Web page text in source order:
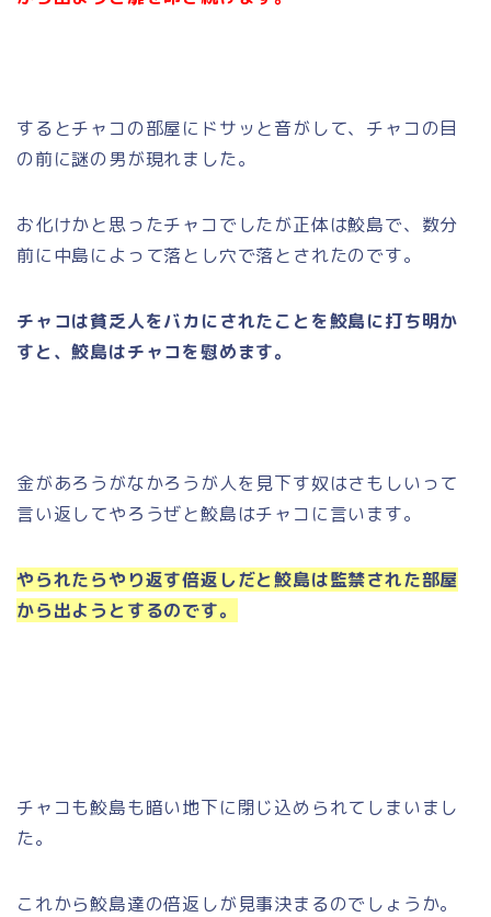
するとチャコの部屋にドサッと音がして、チャコの目
の前に謎の男が現れました。
お化けかと思ったチャコでしたが正体は鮫島で、数分
前に中島によって落とし穴で落とされたのです。
チャコは貧乏人をバカにされたことを鮫島に打ち明か
すと、鮫島はチャコを慰めます。
金があろうがなかろうが人を見下す奴はさもしいって
言い返してやろうぜと鮫島はチャコに言います。
やられたらやり返す倍返しだと鮫島は監禁された部屋
から出ようとするのです。
チャコも鮫島も暗い地下に閉じ込められてしまいまし
た。
これから鮫島達の倍返しが見事決まるのでしょうか。